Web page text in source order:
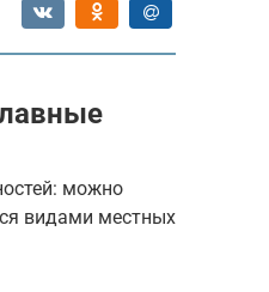
можно
видами местных